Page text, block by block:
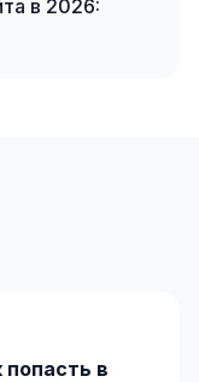
в 2026:
попасть в